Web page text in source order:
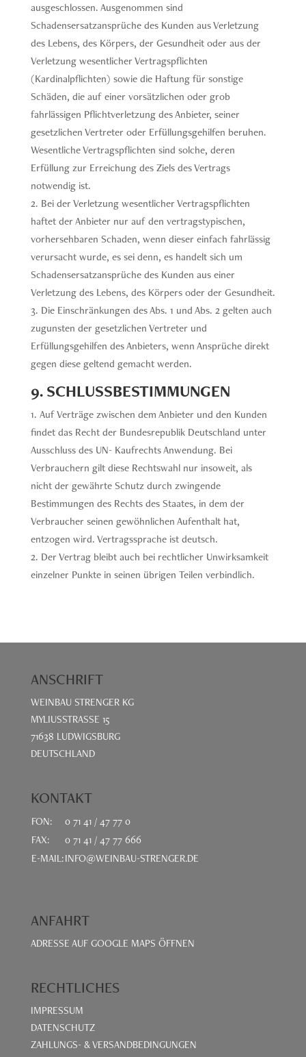
ausgeschlossen. Ausgenommen sind
Schadensersatzansprüche des Kunden aus Verletzung
des Lebens, des Körpers, der Gesundheit oder aus der
Verletzung wesentlicher Vertragspflichten
(Kardinalpflichten) sowie die Haftung für sonstige
Schäden, die auf einer vorsätzlichen oder grob
fahrlässigen Pflichtverletzung des Anbieter, seiner
gesetzlichen Vertreter oder Erfüllungsgehilfen beruhen.
Wesentliche Vertragspflichten sind solche, deren
Erfüllung zur Erreichung des Ziels des Vertrags
notwendig ist.
Bei der Verletzung wesentlicher Vertragspflichten
haftet der Anbieter nur auf den vertragstypischen,
vorhersehbaren Schaden, wenn dieser einfach fahrlässig
verursacht wurde, es sei denn, es handelt sich um
Schadensersatzansprüche des Kunden aus einer
Verletzung des Lebens, des Körpers oder der Gesundheit.
Die Einschränkungen des Abs. 1 und Abs. 2 gelten auch
zugunsten der gesetzlichen Vertreter und
Erfüllungsgehilfen des Anbieters, wenn Ansprüche direkt
gegen diese geltend gemacht werden.
9. SCHLUSSBESTIMMUNGEN
Auf Verträge zwischen dem Anbieter und den Kunden
findet das Recht der Bundesrepublik Deutschland unter
Ausschluss des UN- Kaufrechts Anwendung. Bei
Verbrauchern gilt diese Rechtswahl nur insoweit, als
nicht der gewährte Schutz durch zwingende
Bestimmungen des Rechts des Staates, in dem der
Verbraucher seinen gewöhnlichen Aufenthalt hat,
entzogen wird. Vertragssprache ist deutsch.
Der Vertrag bleibt auch bei rechtlicher Unwirksamkeit
einzelner Punkte in seinen übrigen Teilen verbindlich.
ANSCHRIFT
WEINBAU STRENGER KG
MYLIUSSTRASSE 15
71638 LUDWIGSBURG
DEUTSCHLAND
KONTAKT
FON:
0 71 41 / 47 77 0
FAX:
0 71 41 / 47 77 666
E-MAIL:INFO@WEINBAU-STRENGER.DE
ANFAHRT
ADRESSE AUF GOOGLE MAPS ÖFFNEN
RECHTLICHES
IMPRESSUM
DATENSCHUTZ
ZAHLUNGS- & VERSANDBEDINGUNGEN